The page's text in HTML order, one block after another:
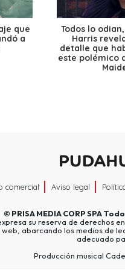
que
a
Todos lo
Harris
detalle que
este polémico
comercial Aviso legal
© PRISA MEDIA CORP SPA
expresa su reserva de
abarcando los medios de
adecuado
Producción musical